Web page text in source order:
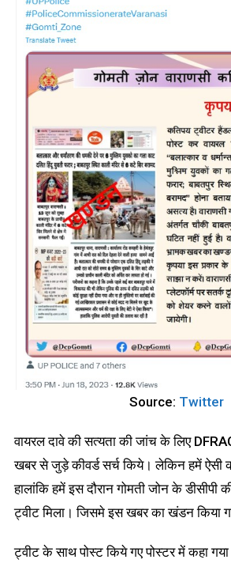
Source: Twitter
वायरल दावे की सत्यता की जांच के लिए
खबर से जुड़े कीवर्ड सर्च किये। लेकिन हमें ऐसी
हालांकि हमें इस दौरान गोमती जोन के डीसीपी
ट्वीट मिला। जिसमे इस खबर का खंडन किया
ट्वीट के साथ पोस्ट किये गए पोस्टर में कहा